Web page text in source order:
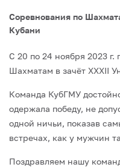
Соревнования по
Кубани
С 20 по 24 ноября 2023
Шахматам в зачёт XXXII
Команда КубГМУ
одержала победу, не
одной ничьи, показав
встречах, как у мужчин
Поздравляем нашу